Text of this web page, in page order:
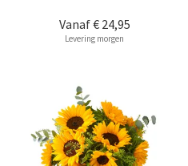
Vanaf€ 24,95
Levering morgen